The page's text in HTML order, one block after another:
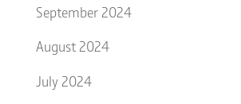
September 2024
August 2024
July 2024